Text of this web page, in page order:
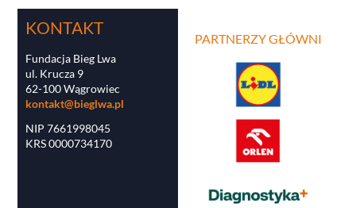
PARTNERZY GŁÓWNI
KONTAKT
Fundacja Bieg Lwa
ul. Krucza 9
62-100 Wągrowiec
kontakt@bieglwa.pl
NIP 7661998045
KRS 0000734170